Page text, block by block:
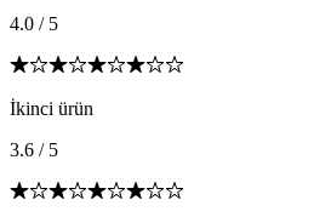
4.0 / 5
İkinci ürün
3.6 / 5